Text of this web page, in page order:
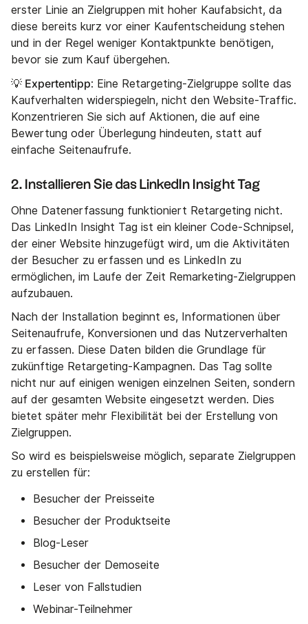
erster Linie an Zielgruppen mit hoher Kaufabsicht, da
diese bereits kurz vor einer Kaufentscheidung stehen
und in der Regel weniger Kontaktpunkte benötigen,
bevor sie zum Kauf übergehen.
💡 Expertentipp: Eine Retargeting-Zielgruppe sollte das
Kaufverhalten widerspiegeln, nicht den Website-Traffic.
Konzentrieren Sie sich auf Aktionen, die auf eine
Bewertung oder Überlegung hindeuten, statt auf
einfache Seitenaufrufe.
2. Installieren Sie das LinkedIn Insight Tag
Ohne Datenerfassung funktioniert Retargeting nicht.
Das LinkedIn Insight Tag ist ein kleiner Code-Schnipsel,
der einer Website hinzugefügt wird, um die Aktivitäten
der Besucher zu erfassen und es LinkedIn zu
ermöglichen, im Laufe der Zeit Remarketing-Zielgruppen
aufzubauen.
Nach der Installation beginnt es, Informationen über
Seitenaufrufe, Konversionen und das Nutzerverhalten
zu erfassen. Diese Daten bilden die Grundlage für
zukünftige Retargeting-Kampagnen. Das Tag sollte
nicht nur auf einigen wenigen einzelnen Seiten, sondern
auf der gesamten Website eingesetzt werden. Dies
bietet später mehr Flexibilität bei der Erstellung von
Zielgruppen.
So wird es beispielsweise möglich, separate Zielgruppen
zu erstellen für:
Besucher der Preisseite
Besucher der Produktseite
Blog-Leser
Besucher der Demoseite
Leser von Fallstudien
Webinar-Teilnehmer